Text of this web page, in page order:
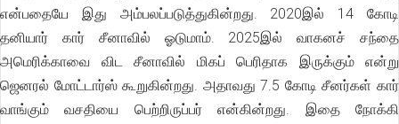
என்பதையே இது அம்பலப்படுத்துகின்றது. 2020இல் 14 கோடி
தனியார் கார் சீனாவில் ஓடுமாம். 2025இல் வாகனச் சந்தை
அமெரிக்காவை விட சீனாவில் மிகப் பெரிதாக இருக்கும் என்று
ஜெனரல் மோட்டார்ஸ் கூறுகின்றது. அதாவது 7.5 கோடி சீனர்கள் கார்
வாங்கும் வசதியை பெற்றிருப்பர் என்கின்றது. இதை நோக்கி